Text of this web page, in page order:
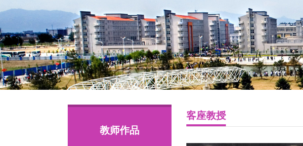
教师作品
客座教授